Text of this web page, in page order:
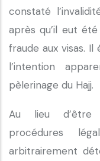
constaté
après qu’il eut
fraude aux visas.
l’intention
pèlerinage du Hajj.
Au lieu d’être
procédures
arbitrairement